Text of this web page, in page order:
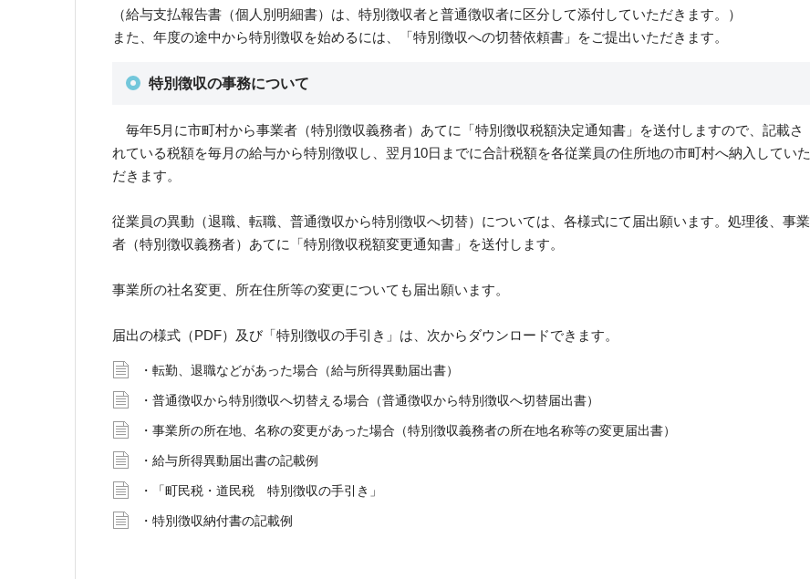
（給与支払報告書（個人別明細書）は、特別徴収者と普通徴収者に区分して添付していただきます。）
また、年度の途中から特別徴収を始めるには、「特別徴収への切替依頼書」をご提出いただきます。
特別徴収の事務について
毎年5月に市町村から事業者（特別徴収義務者）あてに「特別徴収税額決定通知書」を送付しますので、記載さ
れている税額を毎月の給与から特別徴収し、翌月10日までに合計税額を各従業員の住所地の市町村へ納入していた
だきます。
従業員の異動（退職、転職、普通徴収から特別徴収へ切替）については、各様式にて届出願います。処理後、事業
者（特別徴収義務者）あてに「特別徴収税額変更通知書」を送付します。
事業所の社名変更、所在住所等の変更についても届出願います。
届出の様式（PDF）及び「特別徴収の手引き」は、次からダウンロードできます。
・転勤、退職などがあった場合（給与所得異動届出書）
・普通徴収から特別徴収へ切替える場合（普通徴収から特別徴収へ切替届出書）
・事業所の所在地、名称の変更があった場合（特別徴収義務者の所在地名称等の変更届出書）
・給与所得異動届出書の記載例
・「町民税・道民税 特別徴収の手引き」
・特別徴収納付書の記載例